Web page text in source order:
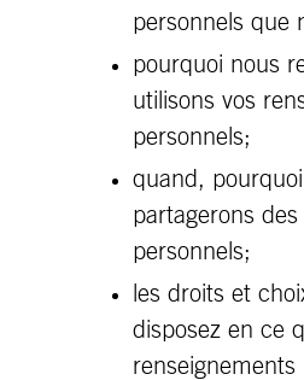
personnels que
pourquoi nous
utilisons vos
personnels;
quand,
partagerons
personnels;
les droits et
disposez en ce
renseignements